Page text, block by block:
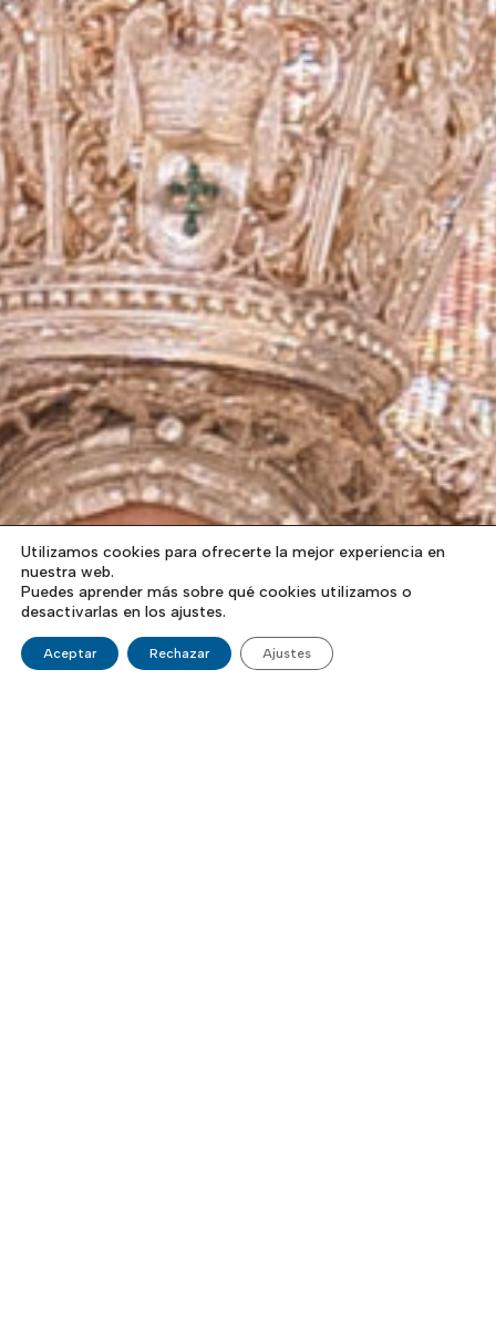
Utilizamos cookies para ofrecerte la mejor experiencia en
nuestra web.
Puedes aprender más sobre qué cookies utilizamos o
desactivarlas en los ajustes.
Aceptar Rechazar Ajustes